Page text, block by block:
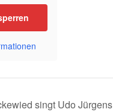
singt Udo Jürgens